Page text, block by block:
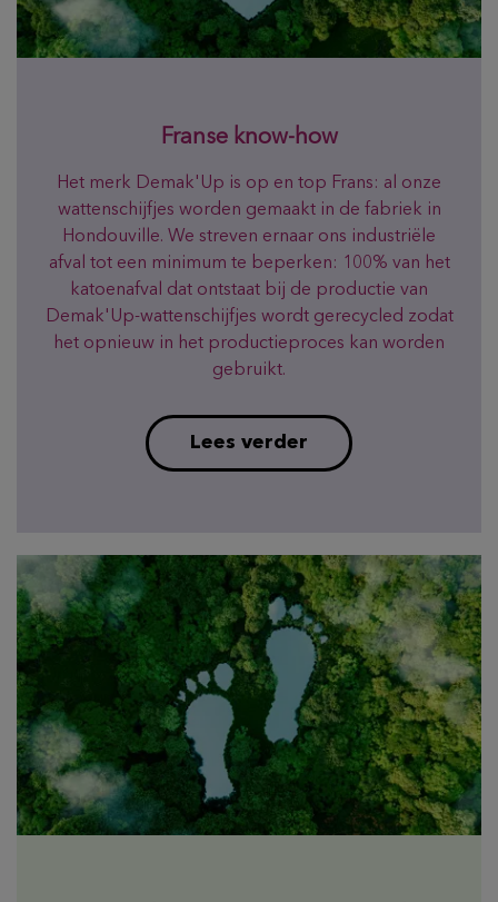
Franse know-how
Het merk Demak'Up is op en top Frans: al onze
wattenschijfjes worden gemaakt in de fabriek in
Hondouville. We streven ernaar ons industriële
afval tot een minimum te beperken: 100% van het
katoenafval dat ontstaat bij de productie van
Demak'Up-wattenschijfjes wordt gerecycled zodat
het opnieuw in het productieproces kan worden
gebruikt.
Lees verder